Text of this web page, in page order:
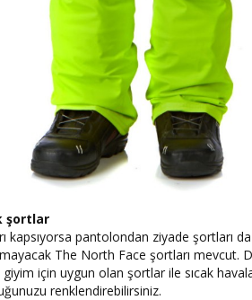
şortlar
kapsıyorsa pantolondan ziyade şortları
The North Face şortları mevcut.
için uygun olan şortlar ile sıcak
renklendirebilirsiniz.